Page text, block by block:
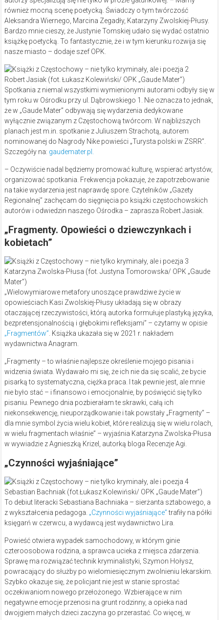
również mocną scenę poetycką. Świadczy o tym twórczość
Aleksandra Wiernego, Marcina Zegadły, Katarzyny Zwolskiej-Płusy.
Bardzo mnie cieszy, że Justynie Tomskiej udało się wydać ostatnio
książkę poetycką. To fantastycznie, że i w tym kierunku rozwija się
nasze miasto – dodaje szef OPK.
Robert Jasiak (fot. Łukasz Kolewiński/ OPK „Gaude Mater”)
Spotkania z niemal wszystkimi wymienionymi autorami odbyły się w
tym roku w Ośrodku przy ul. Dąbrowskiego 1. Nie oznacza to jednak,
że w „Gaude Mater” odbywają się wydarzenia dedykowane
wyłącznie związanym z Częstochową twórcom. W najbliższych
planach jest m.in. spotkanie z Juliuszem Strachotą, autorem
nominowanej do Nagrody Nike powieści „Turysta polski w ZSRR”.
Szczegóły na: gaudemater.pl.
– Oczywiście nadal będziemy promować kulturę, wspierać artystów,
organizować spotkania. Frekwencja pokazuje, że zapotrzebowanie
na takie wydarzenia jest naprawdę spore. Czytelników „Gazety
Regionalnej” zachęcam do sięgnięcia po książki częstochowskich
autorów i odwiedzin naszego Ośrodka – zaprasza Robert Jasiak.
„Fragmenty. Opowieści o dziewczynkach i
kobietach”
Katarzyna Zwolska-Płusa (fot. Justyna Tomorowska/ OPK „Gaude
Mater”)
„Wielowymiarowe metafory unoszące prawdziwe życie w
opowieściach Kasi Zwolskiej-Płusy układają się w obrazy
otaczającej rzeczywistości, którą autorka formułuje plastyką języka,
bezpretensjonalnością i głębokimi refleksjami” – czytamy w opisie
„Fragmentów” . Książka ukazała się w 2021 r. nakładem
wydawnictwa Anagram.
„Fragmenty – to właśnie najlepsze określenie mojego pisania i
widzenia świata. Wydawało mi się, że ich nie da się scalić, że bycie
pisarką to systematyczna, ciężka praca. I tak pewnie jest, ale mnie
nie było stać – i finansowo i emocjonalnie, by poświęcić się tylko
pisaniu. Pewnego dnia pozbierałam te skrawki, całą ich
niekonsekwencję, nieuporządkowanie i tak powstały „Fragmenty” –
dla mnie symbol życia wielu kobiet, które realizują się w wielu rolach,
w wielu fragmentach właśnie” – wyjaśnia Katarzyna Zwolska-Płusa
w wywiadzie z Agnieszką Krizel, autorką bloga Recenzje Agi.
„Czynności wyjaśniające”
Sebastian Bachniak (fot.Łukasz Kolewiński/ OPK „Gaude Mater”)
To debiut literacki Sebastiana Bachniaka – sierżanta sztabowego, a
z wykształcenia pedagoga. „Czynności wyjaśniające”trafiły na półki
księgarń w czerwcu, a wydawcą jest wydawnictwo Lira.
Powieść otwiera wypadek samochodowy, w którym ginie
czteroosobowa rodzina, a sprawca ucieka z miejsca zdarzenia.
Sprawę ma rozwiązać technik kryminalistyki, Szymon Hołysz,
powracający do służby po wielomiesięcznym zwolnieniu lekarskim.
Szybko okazuje się, że policjant nie jest w stanie sprostać
oczekiwaniom nowego przełożonego. Wzbierające w nim
negatywne emocje przenosi na grunt rodzinny, a opieka nad
dwojgiem małych dzieci zaczyna go przerastać. Co więcej, w